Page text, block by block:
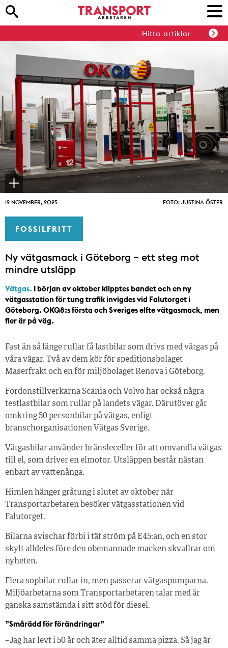
Hitta artiklar
19 NOVEMBER, 2025 FOTO: JUSTINA ÖSTER
FOSSILFRITT
Ny vätgasmack i Göteborg – ett steg mot
mindre utsläpp
Vätgas. I början av oktober klipptes bandet och en ny
vätgasstation för tung trafik invigdes vid Falutorget i
Göteborg. OKQ8:s första och Sveriges elfte vätgasmack, men
fler är på väg.
Fast än så länge rullar få lastbilar som drivs med vätgas på
våra vägar. Två av dem kör för speditionsbolaget
Maserfrakt och en för miljöbolaget Renova i Göteborg.
Fordonstillverkarna Scania och Volvo har också några
testlastbilar som rullar på landets vägar. Därutöver går
omkring 50 personbilar på vätgas, enligt
branschorganisationen Vätgas Sverige.
Vätgasbilar använder bränsleceller för att omvandla vätgas
till el, som driver en elmotor. Utsläppen består nästan
enbart av vattenånga.
Himlen hänger gråtung i slutet av oktober när
Transportarbetaren besöker vätgasstationen vid
Falutorget.
Bilarna svischar förbi i tät ström på E45:an, och en stor
skylt alldeles före den obemannade macken skvallrar om
nyheten.
Flera sopbilar rullar in, men passerar vätgaspumparna.
Miljöarbetarna som Transportarbetaren talar med är
ganska samstämda i sitt stöd för diesel.
”Smårädd för förändringar”
– Jag har levt i 50 år och äter alltid samma pizza. Så jag är